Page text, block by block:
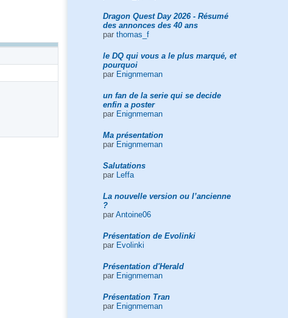
Dragon Quest Day 2026 - Résumé
des annonces des 40 ans
par thomas_f
le DQ qui vous a le plus marqué, et
pourquoi
par Enignmeman
un fan de la serie qui se decide
enfin a poster
par Enignmeman
Ma présentation
par Enignmeman
Salutations
par
Leffa
La nouvelle version ou l’ancienne
?
par Antoine06
Présentation de Evolinki
par Evolinki
Présentation d'Herald
par Enignmeman
Présentation Tran
par Enignmeman